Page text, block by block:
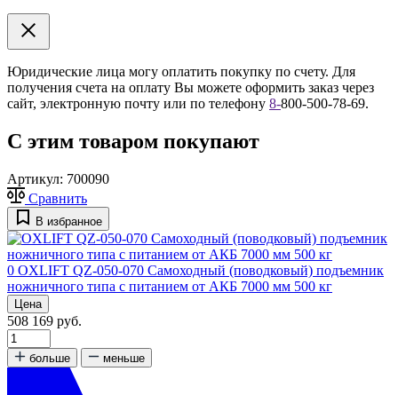
Юридические лица могу оплатить покупку по счету. Для
получения счета на оплату Вы можете оформить заказ через
сайт, электронную почту или по телефону 8-800-500-78-69.
С этим товаром покупают
Артикул: 700090
Сравнить
В избранное
0 OXLIFT QZ-050-070 Самоходный (поводковый) подъемник
ножничного типа с питанием от АКБ 7000 мм 500 кг
Цена
508 169 руб.
больше меньше